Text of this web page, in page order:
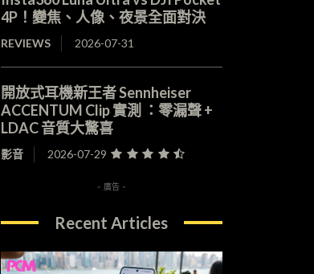
4P！變焦、人像、夜景全面對決
REVIEWS 2026-07-31
開放式耳機新王者 Sennheiser
ACCENTUM Clip 實測 ：零漏聲 +
LDAC 音質大驚喜
影音 2026-07-29
- 廣告 -
Recent Articles